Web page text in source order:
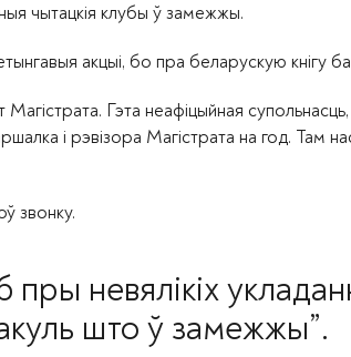
чытацкія клубы ў замежжы.
акцыі, бо пра беларускую кнігу
Гэта неафіцыйная
і рэвізора Магістрата на год. Там
звонку.
пры невялікіх
што ў замежжы”.